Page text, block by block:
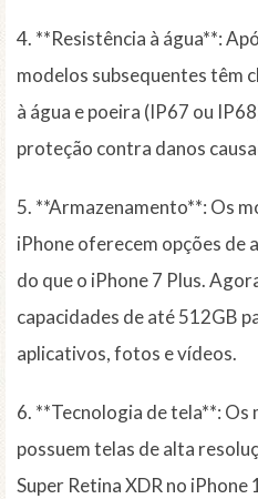
4. **Resistência à água**:
modelos subsequentes têm
à água e poeira (IP67 ou
proteção contra danos
5. **Armazenamento**: Os
iPhone oferecem opções de
do que o iPhone 7 Plus.
capacidades de até 512GB
aplicativos, fotos e vídeos.
6. **Tecnologia de tela**: Os
possuem telas de alta
Super Retina XDR no